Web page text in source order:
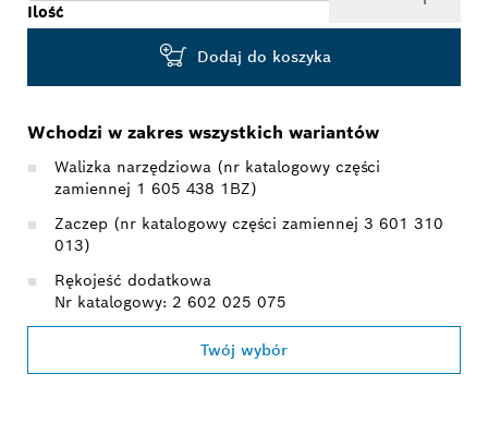
Ilość
Dodaj do koszyka
Wchodzi w zakres wszystkich wariantów
Walizka narzędziowa (nr katalogowy części
zamiennej 1 605 438 1BZ)
Zaczep (nr katalogowy części zamiennej 3 601 310
013)
Rękojeść dodatkowa
Nr katalogowy: 2 602 025 075
Twój wybór